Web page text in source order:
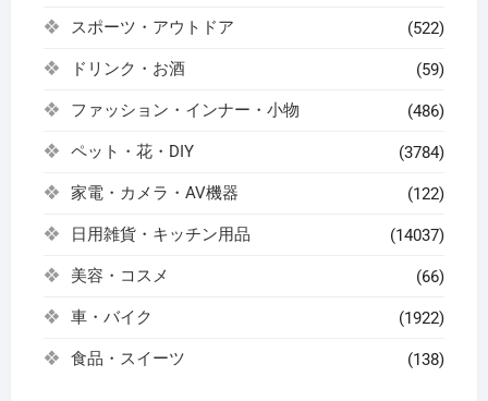
スポーツ・アウトドア (522)
ドリンク・お酒 (59)
ファッション・インナー・小物 (486)
ペット・花・DIY (3784)
家電・カメラ・AV機器 (122)
日用雑貨・キッチン用品 (14037)
美容・コスメ (66)
車・バイク (1922)
食品・スイーツ (138)